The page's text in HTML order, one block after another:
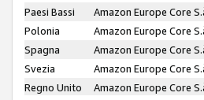
Paesi Bassi
Amazon Europe Core
Polonia
Amazon Europe Core
Spagna
Amazon Europe Core
Svezia
Amazon Europe Core
Regno Unito
Amazon Europe Core